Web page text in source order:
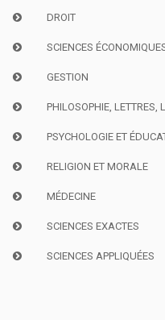
DROIT
SCIENCES
GESTION
PHILOSOPHIE, LETTRES,
PSYCHOLOGIE ET
RELIGION ET MORALE
MÉDECINE
SCIENCES EXACTES
SCIENCES APPLIQUÉES